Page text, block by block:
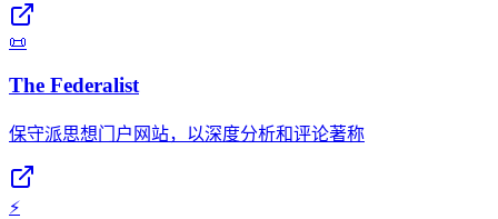
📜
The Federalist
保守派思想门户网站，以深度分析和评论著称
⚡